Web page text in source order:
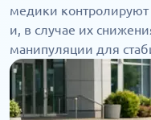
медики контролируют
и, в случае их
манипуляции для